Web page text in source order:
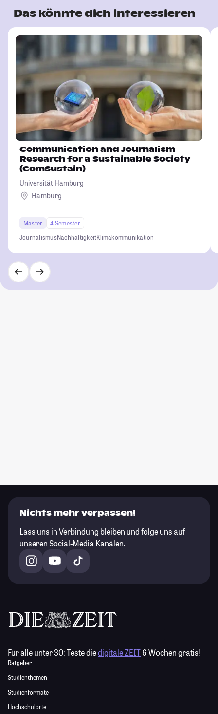
Das könnte dich interessieren
Communication and Journalism
Research for a Sustainable Society
(ComSustain)
Universität Hamburg
Hamburg
Master
4 Semester
JournalismusNachhaltigkeitKlimakommunikation
Nichts mehr verpassen!
Lass uns in Verbindung bleiben und folge uns auf
unseren Social-Media Kanälen.
Für alle unter 30:Teste diedigitale ZEIT6 Wochen gratis!
Ratgeber
Studienthemen
Studienformate
Hochschulorte